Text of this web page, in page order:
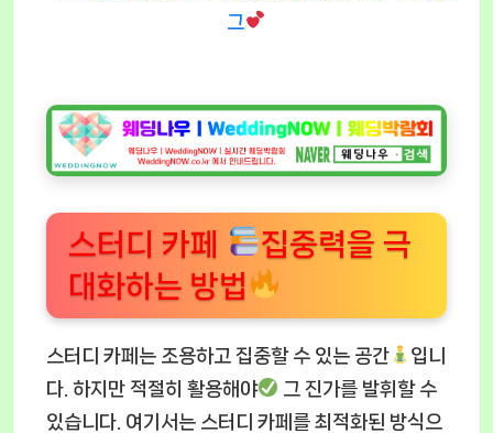
그
스터디 카페
집중력을 극
대화하는 방법
스터디 카페는 조용하고 집중할 수 있는 공간
입니
다. 하지만 적절히 활용해야
그 진가를 발휘할 수
있습니다. 여기서는 스터디 카페를 최적화된 방식으